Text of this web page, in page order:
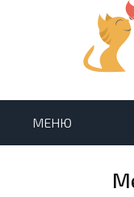
МЕНЮ